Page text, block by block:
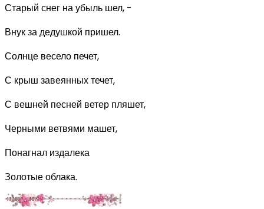
Старый снег на убыль шел, -
Внук за дедушкой пришел.
Солнце весело печет,
С крыш завеянных течет,
С вешней песней ветер пляшет,
Черными ветвями машет,
Понагнал издалека
Золотые облака.